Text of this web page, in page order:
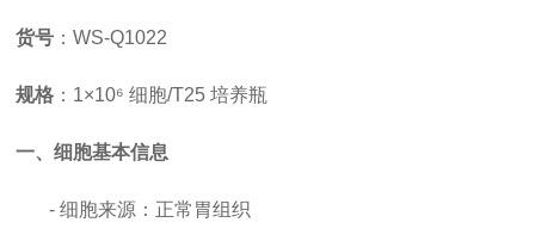
货号 ：WS-Q1022
规格 ： 1×10⁶ 细胞/T25 培养瓶
一、细胞基本信息
- 细胞来源：正常胃组织